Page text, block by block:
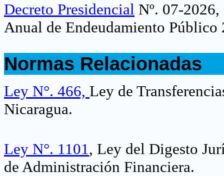
Decreto Presidencial Nº. 07-
Anual de Endeudamiento Público
Normas Relacionadas
Ley N°. 466, Ley de
Nicaragua.
Ley N°. 1101, Ley del Digesto
de Administración Financiera.